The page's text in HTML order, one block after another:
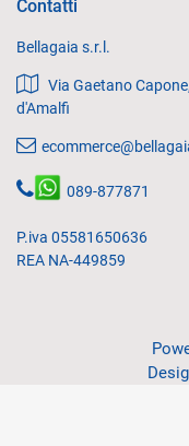
Contatti
Bellagaia s.r.l.
Via Gaetano
d'Amalfi
089-877871
P.iva 05581650636
REA NA-449859